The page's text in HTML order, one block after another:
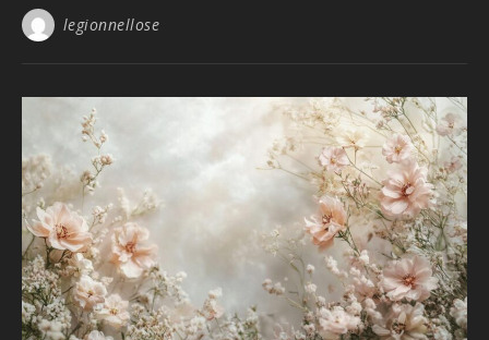
legionnellose